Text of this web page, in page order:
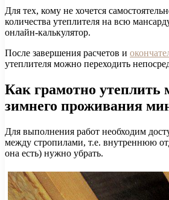
Для тех, кому не хочется
количества утеплителя на всю
онлайн-калькулятор.
После завершения расчетов и
утеплителя можно переходить
Как грамотно утеплить
зимнего проживания
Для выполнения работ необходим
между стропилами, т.е. внутреннюю
она есть) нужно убрать.